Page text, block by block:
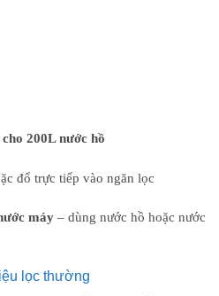
200L nước hồ
đổ trực tiếp vào ngăn lọc
máy– dùng nước hồ hoặc nước
lọc thường